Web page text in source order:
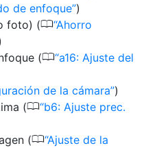
de enfoque )
foto) (0 Ahorro
(0 a16: Ajuste del
de la cámara )
(0 b6: Ajuste prec.
(0 Ajuste de la